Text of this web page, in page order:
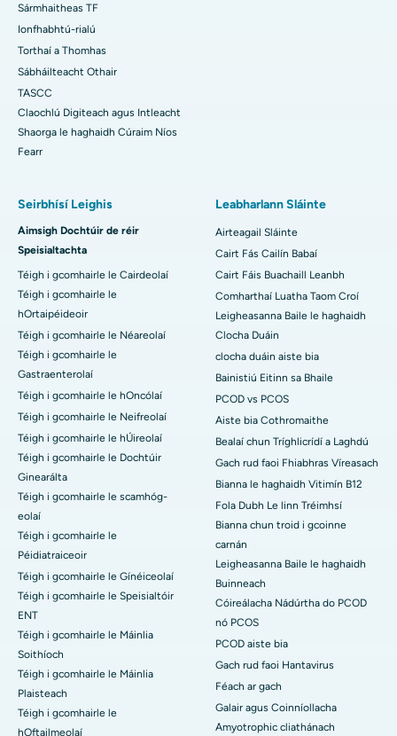
Sármhaitheas TF
Ionfhabhtú-rialú
Torthaí a Thomhas
Sábháilteacht Othair
TASCC
Claochlú Digiteach agus Intleacht
Shaorga le haghaidh Cúraim Níos
Fearr
Seirbhísí Leighis
Aimsigh Dochtúir de réir
Speisialtachta
Téigh i gcomhairle le Cairdeolaí
Téigh i gcomhairle le
hOrtaipéideoir
Téigh i gcomhairle le Néareolaí
Téigh i gcomhairle le
Gastraenterolaí
Téigh i gcomhairle le hOncólaí
Téigh i gcomhairle le Neifreolaí
Téigh i gcomhairle le hÚireolaí
Téigh i gcomhairle le Dochtúir
Ginearálta
Téigh i gcomhairle le scamhóg-
eolaí
Téigh i gcomhairle le
Péidiatraiceoir
Téigh i gcomhairle le Gínéiceolaí
Téigh i gcomhairle le Speisialtóir
ENT
Téigh i gcomhairle le Máinlia
Soithíoch
Téigh i gcomhairle le Máinlia
Plaisteach
Téigh i gcomhairle le
hOftailmeolaí
Leabharlann Sláinte
Airteagail Sláinte
Cairt Fás Cailín Babaí
Cairt Fáis Buachaill Leanbh
Comharthaí Luatha Taom Croí
Leigheasanna Baile le haghaidh
Clocha Duáin
clocha duáin aiste bia
Bainistiú Eitinn sa Bhaile
PCOD vs PCOS
Aiste bia Cothromaithe
Bealaí chun Tríghlicrídí a Laghdú
Gach rud faoi Fhiabhras Víreasach
Bianna le haghaidh Vitimín B12
Fola Dubh Le linn Tréimhsí
Bianna chun troid i gcoinne
carnán
Leigheasanna Baile le haghaidh
Buinneach
Cóireálacha Nádúrtha do PCOD
nó PCOS
PCOD aiste bia
Gach rud faoi Hantavirus
Féach ar gach
Galair agus Coinníollacha
Amyotrophic cliathánach